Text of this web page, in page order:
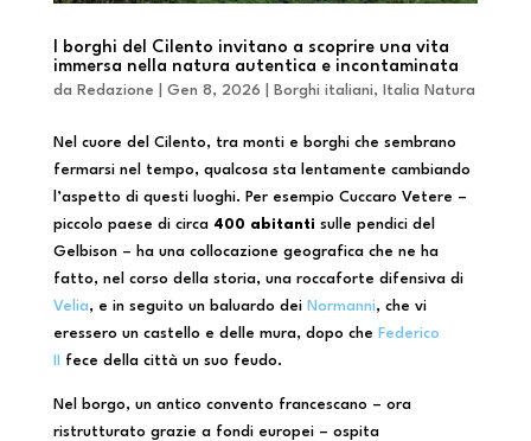
I borghi del Cilento invitano a scoprire una vita
immersa nella natura autentica e incontaminata
da Redazione Gen 8, 2026 Borghi italiani, Italia Natura
Nel cuore del Cilento, tra monti e borghi che sembrano
fermarsi nel tempo, qualcosa sta lentamente cambiando
l’aspetto di questi luoghi. Per esempio Cuccaro Vetere –
piccolo paese di circa 400 abitanti sulle pendici del
Gelbison – ha una collocazione geografica che ne ha
fatto, nel corso della storia, una roccaforte difensiva di
Velia, e in seguito un baluardo dei Normanni, che vi
eressero un castello e delle mura, dopo che Federico
fece della città un suo feudo.
Nel borgo, un antico convento francescano – ora
ristrutturato grazie a fondi europei – ospita